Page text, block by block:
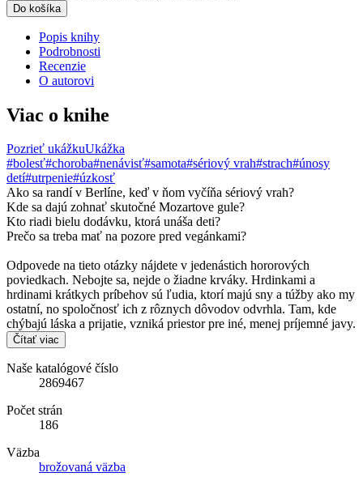
Do košíka
Popis knihy
Podrobnosti
Recenzie
O autorovi
Viac o knihe
Pozrieť ukážkuUkážka
#bolesť#choroba#nenávisť#samota#sériový vrah#strach#únosy
detí#utrpenie#úzkosť
Ako sa randí v Berlíne, keď v ňom vyčíňa sériový vrah?
Kde sa dajú zohnať skutočné Mozartove gule?
Kto riadi bielu dodávku, ktorá unáša deti?
Prečo sa treba mať na pozore pred vegánkami?
Odpovede na tieto otázky nájdete v jedenástich hororových
poviedkach. Nebojte sa, nejde o žiadne krváky. Hrdinkami a
hrdinami krátkych príbehov sú ľudia, ktorí majú sny a túžby ako my
ostatní, no spoločnosť ich z rôznych dôvodov odvrhla. Tam, kde
chýbajú láska a prijatie, vzniká priestor pre iné, menej príjemné javy.
Čítať viac
Naše katalógové číslo
2869467
Počet strán
186
Väzba
brožovaná väzba